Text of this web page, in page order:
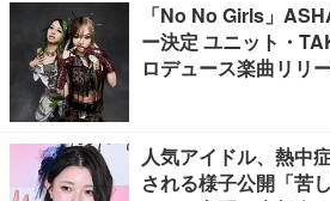
「No No Girls」
ー決定 ユニット・
ロデュース楽曲リリ
人気アイドル、熱中
される様子公開「苦